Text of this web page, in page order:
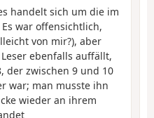
handelt sich um die im
war offensichtlich,
von mir?), aber
ebenfalls auffällt,
der zwischen 9 und 10
war; man musste ihn
wieder an ihrem